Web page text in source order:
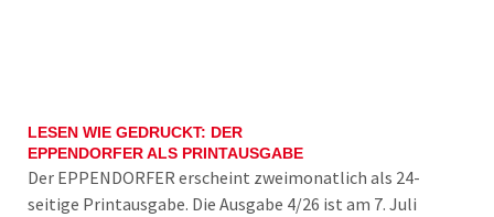
LESEN WIE GEDRUCKT: DER
EPPENDORFER ALS PRINTAUSGABE
Der EPPENDORFER erscheint zweimonatlich als 24-
seitige Printausgabe. Die Ausgabe 4/26 ist am 7. Juli